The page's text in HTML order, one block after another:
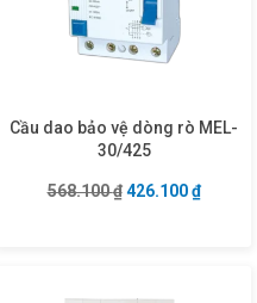
là: 367.875 ₫.
Cầu dao bảo vệ dòng rò MEL-
30/425
568.100₫ Giá gốc là:
426.100₫Giá